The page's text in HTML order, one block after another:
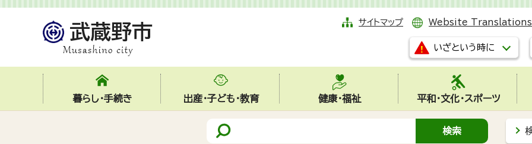
サイトマップ Website Translations
いざという時に
暮らし・手続き 出産・子ども・教育 健康・福祉 平和・文化・スポーツ